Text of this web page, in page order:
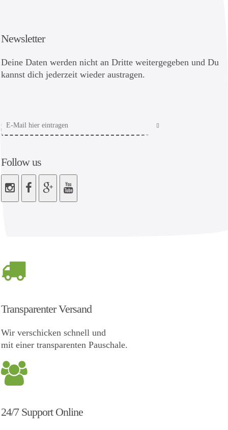
Newsletter
Deine Daten werden nicht an Dritte weitergegeben und Du
kannst dich jederzeit wieder austragen.
Follow us
Transparenter Versand
Wir verschicken schnell und
mit einer transparenten Pauschale.
24/7 Support Online